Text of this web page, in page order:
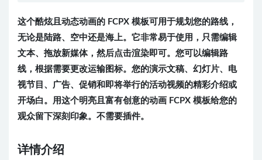
这个酷炫且动态动画的 FCPX 模板可用于规划您的路线，
无论是陆路、空中还是海上。它非常易于使用，只需编辑
文本、拖放新媒体，然后点击渲染即可。您可以编辑路
线，根据需要更改运输图标。您的演示文稿、幻灯片、电
视节目、广告、促销和即将举行的活动视频的精彩介绍或
开场白。用这个明亮且富有创意的动画 FCPX 模板给您的
观众留下深刻印象。不需要插件。
详情介绍